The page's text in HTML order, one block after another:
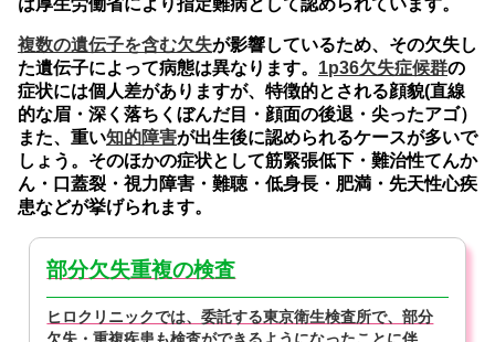
は厚生労働省により指定難病として認められています。
複数の遺伝子を含む欠失が影響しているため、その欠失し
た遺伝子によって病態は異なります。 1p36欠失症候群の
症状には個人差がありますが、特徴的とされる顔貌(直線
的な眉・深く落ちくぼんだ目・顔面の後退・尖ったアゴ）
また、重い知的障害が出生後に認められるケースが多いで
しょう。そのほかの症状として筋緊張低下・難治性てんか
ん・口蓋裂・視力障害・難聴・低身長・肥満・先天性心疾
患などが挙げられます。
部分欠失重複の検査
ヒロクリニックでは、委託する東京衛生検査所で、部分